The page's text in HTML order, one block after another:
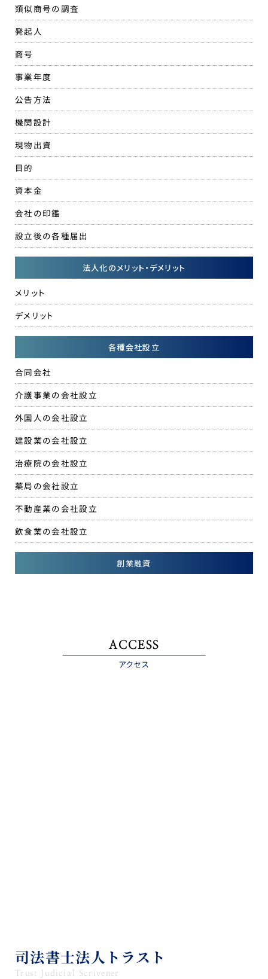
類似商号の調査
発起人
商号
事業年度
公告方法
機関設計
現物出資
目的
資本金
会社の印鑑
設立後の各種届出
法人化のメリット・デメリット
メリット
デメリット
各種会社設立
合同会社
介護事業の会社設立
外国人の会社設立
建設業の会社設立
治療院の会社設立
薬局の会社設立
不動産業の会社設立
飲食業の会社設立
創業融資
ACCESS
アクセス
司法書士法人トラスト
Trust Judicial Scrivener